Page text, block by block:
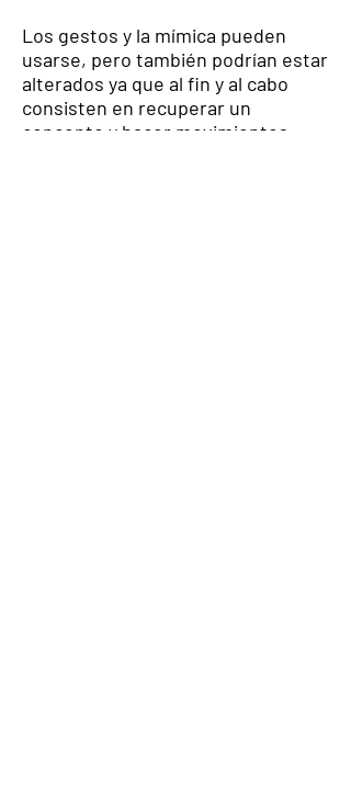
Los gestos y la mímica pueden
usarse, pero también podrían estar
alterados ya que al fin y al cabo
consisten en recuperar un
concepto y hacer movimientos